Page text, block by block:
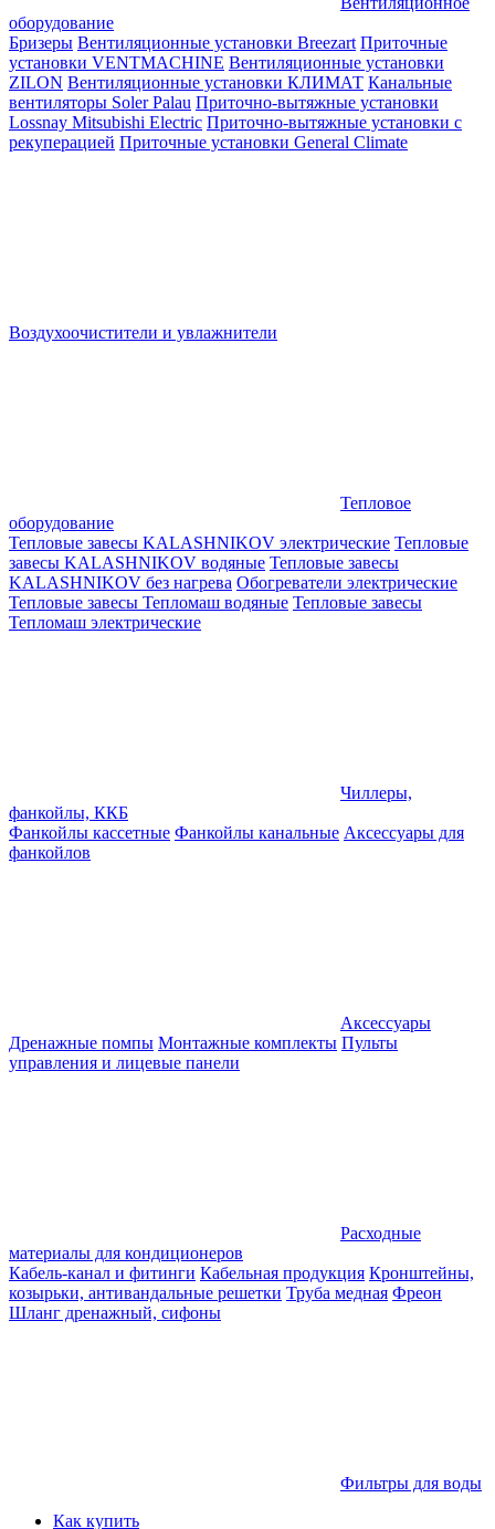
оборудование
Бризеры Вентиляционные установки Breezart Приточные
установки VENTMACHINE Вентиляционные установки
ZILON Вентиляционные установки КЛИМАТ Канальные
вентиляторы Soler Palau Приточно-вытяжные установки
Lossnay Mitsubishi Electric Приточно-вытяжные установки с
рекуперацией Приточные установки General Climate
Воздухоочистители и увлажнители
Тепловое
оборудование
Тепловые завесы KALASHNIKOV электрические Тепловые
завесы KALASHNIKOV водяные Тепловые завесы
KALASHNIKOV без нагрева Обогреватели электрические
Тепловые завесы Тепломаш водяные Тепловые завесы
Тепломаш электрические
Чиллеры,
фанкойлы, ККБ
Фанкойлы кассетные Фанкойлы канальные Аксессуары для
фанкойлов
Аксессуары
Дренажные помпы Монтажные комплекты Пульты
управления и лицевые панели
Расходные
материалы для кондиционеров
Кабель-канал и фитинги Кабельная продукция Кронштейны,
козырьки, антивандальные решетки Труба медная Фреон
Шланг дренажный, сифоны
Фильтры для воды
Как купить